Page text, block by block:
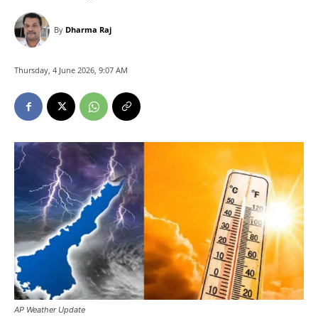
By Dharma Raj
Thursday, 4 June 2026, 9:07 AM
AP Weather Update